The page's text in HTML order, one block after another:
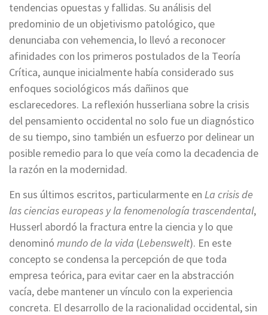
tendencias opuestas y fallidas. Su análisis del
predominio de un objetivismo patológico, que
denunciaba con vehemencia, lo llevó a reconocer
afinidades con los primeros postulados de la Teoría
Crítica, aunque inicialmente había considerado sus
enfoques sociológicos más dañinos que
esclarecedores. La reflexión husserliana sobre la crisis
del pensamiento occidental no solo fue un diagnóstico
de su tiempo, sino también un esfuerzo por delinear un
posible remedio para lo que veía como la decadencia de
la razón en la modernidad.
En sus últimos escritos, particularmente en La crisis de
las ciencias europeas y la fenomenología trascendental,
Husserl abordó la fractura entre la ciencia y lo que
denominó mundo de la vida (Lebenswelt). En este
concepto se condensa la percepción de que toda
empresa teórica, para evitar caer en la abstracción
vacía, debe mantener un vínculo con la experiencia
concreta. El desarrollo de la racionalidad occidental, sin